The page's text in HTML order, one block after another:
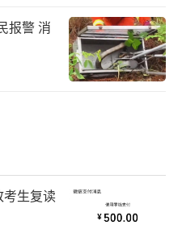
报警 消
生复读